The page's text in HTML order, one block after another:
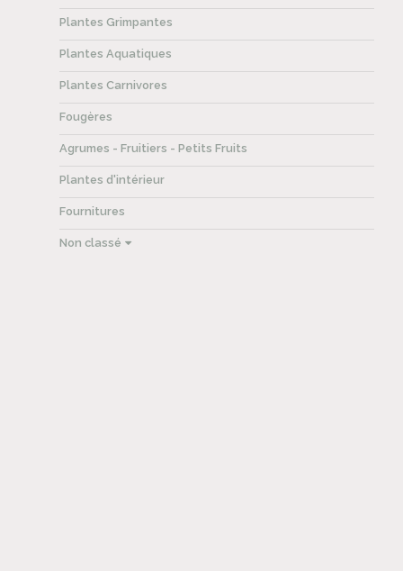
Plantes Grimpantes
Plantes Aquatiques
Plantes Carnivores
Fougères
Agrumes - Fruitiers - Petits Fruits
Plantes d'intérieur
Fournitures
Non classé